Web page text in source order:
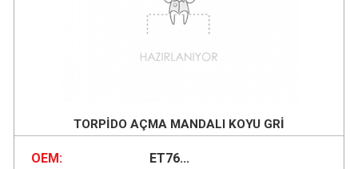
TORPİDO AÇMA MANDALI KOYU GRİ
OEM:
ET76...